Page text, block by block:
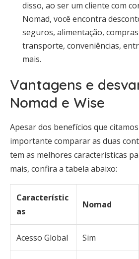
disso, ao ser um cliente com
Nomad, você encontra
seguros, alimentação,
transporte, conveniências,
mais.
Vantagens e
Nomad e Wise
Apesar dos benefícios que
importante comparar as duas
tem as melhores características
mais, confira a tabela abaixo:
Característic
as
Nomad
Acesso Global Sim